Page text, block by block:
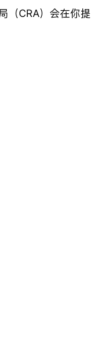
（CRA）会在你提